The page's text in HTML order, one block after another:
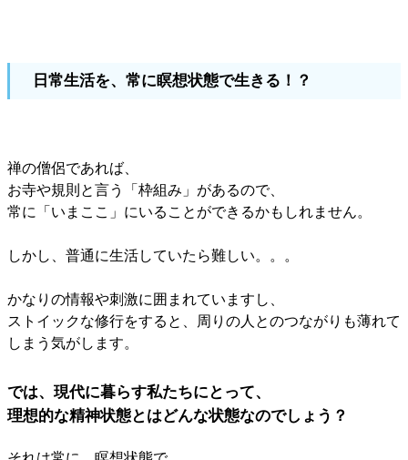
日常生活を、常に瞑想状態で生きる！？
禅の僧侶であれば、
お寺や規則と言う「枠組み」があるので、
常に「いまここ」にいることができるかもしれません。
しかし、普通に生活していたら難しい。。。
かなりの情報や刺激に囲まれていますし、
ストイックな修行をすると、周りの人とのつながりも薄れて
しまう気がします。
では、現代に暮らす私たちにとって、
理想的な精神状態とはどんな状態なのでしょう？